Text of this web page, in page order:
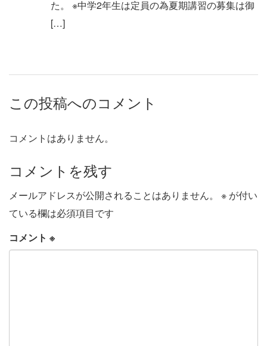
た。 ※中学2年生は定員の為夏期講習の募集は御
[…]
この投稿へのコメント
コメントはありません。
コメントを残す
メールアドレスが公開されることはありません。 ※ が付い
ている欄は必須項目です
コメント ※